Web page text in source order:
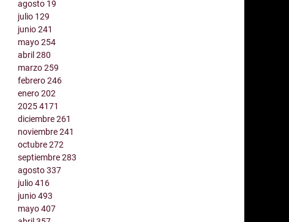
agosto 19
julio 129
junio241
mayo254
abril280
marzo259
febrero246
enero202
20254171
diciembre261
noviembre241
octubre272
septiembre283
agosto337
julio416
junio493
mayo407